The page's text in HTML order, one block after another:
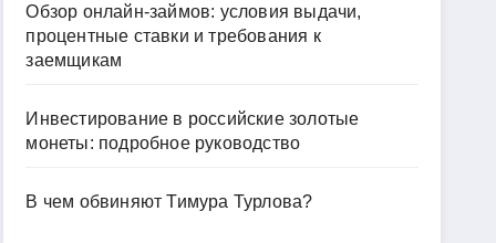
Обзор онлайн-займов: условия выдачи,
процентные ставки и требования к
заемщикам
Инвестирование в российские золотые
монеты: подробное руководство
В чем обвиняют Тимура Турлова?